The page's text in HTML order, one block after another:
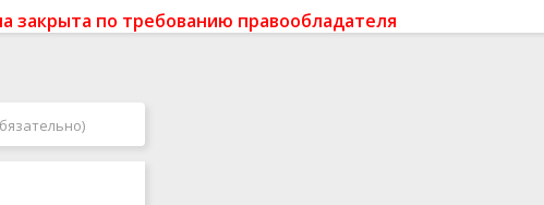
закрыта по требованию правообладателя